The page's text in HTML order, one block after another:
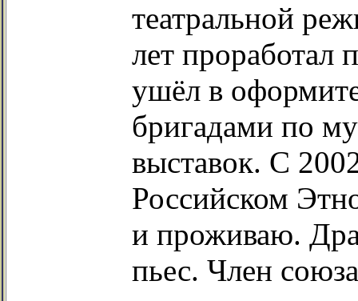
театральной
лет проработал
ушёл в
бригадами по
выставок. С
Российском
и проживаю.
пьес. Член